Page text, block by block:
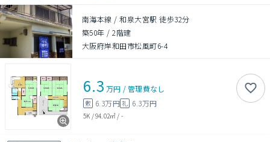
南海本線 / 和泉大宮駅 徒歩32分
築50年 /2階建
大阪府岸和田市松風町6-4
6.3 万円 /管理費なし
敷 6.3万円礼 6.3万円
5K /94.02㎡ / -